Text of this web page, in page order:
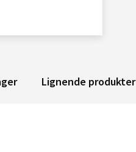
Lignende produkter